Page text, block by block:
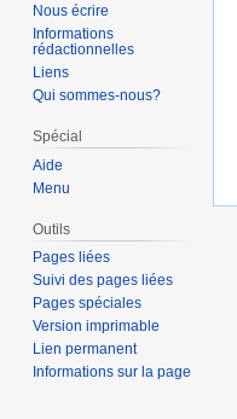
Nous écrire
Informations
rédactionnelles
Liens
Qui sommes-nous?
Spécial
Aide
Menu
Outils
Pages liées
Suivi des pages liées
Pages spéciales
Version imprimable
Lien permanent
Informations sur la page